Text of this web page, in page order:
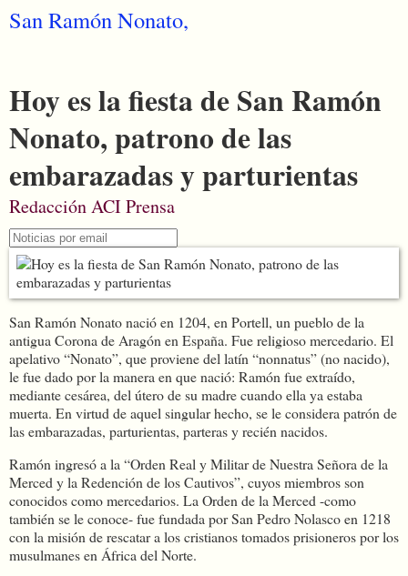
San Ramón Nonato,
Hoy es la fiesta de San Ramón
Nonato, patrono de las
embarazadas y parturientas
Redacción ACI Prensa
San Ramón Nonato nació en 1204, en Portell, un pueblo de la
antigua Corona de Aragón en España.​ Fue religioso mercedario. El
apelativo “Nonato”, que proviene del latín “nonnatus” (no nacido),
le fue dado por la manera en que nació: Ramón fue extraído,
mediante cesárea, del útero de su madre cuando ella ya estaba
muerta. En virtud de aquel singular hecho, se le considera patrón de
las embarazadas, parturientas, parteras y recién nacidos.
Ramón ingresó a la “Orden Real y Militar de Nuestra Señora de la
Merced y la Redención de los Cautivos”, cuyos miembros son
conocidos como mercedarios. La Orden de la Merced -como
también se le conoce- fue fundada por San Pedro Nolasco en 1218
con la misión de rescatar a los cristianos tomados prisioneros por los
musulmanes en África del Norte.